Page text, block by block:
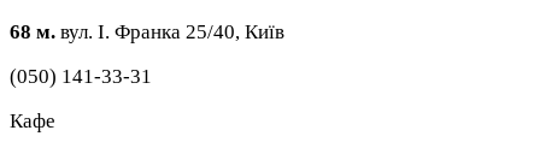
68 м. вул. І. Франка 25/40, Київ
(050) 141-33-31
Кафе